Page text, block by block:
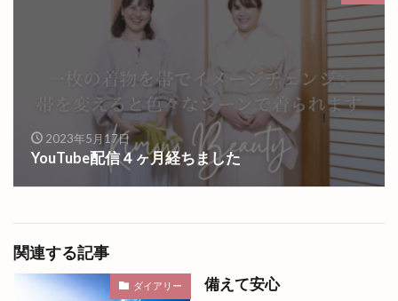
2023年5月17日
YouTube配信４ヶ月経ちました
関連する記事
ダイアリー 備えて安心